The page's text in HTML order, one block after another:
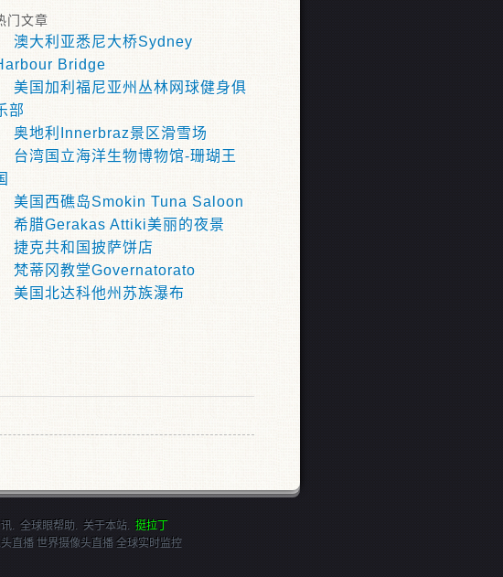
门文章
澳大利亚悉尼大桥Sydney
Bridge
美国加利福尼亚州丛林网球健身俱
部
奥地利Innerbraz景区滑雪场
台湾国立海洋生物博物馆-珊瑚王
美国西礁岛Smokin Tuna Saloon
希腊Gerakas Attiki美丽的夜景
捷克共和国披萨饼店
梵蒂冈教堂Governatorato
美国北达科他州苏族瀑布
. 全球眼帮助. 关于本站. 挺拉丁
直播 世界摄像头直播 全球实时监控